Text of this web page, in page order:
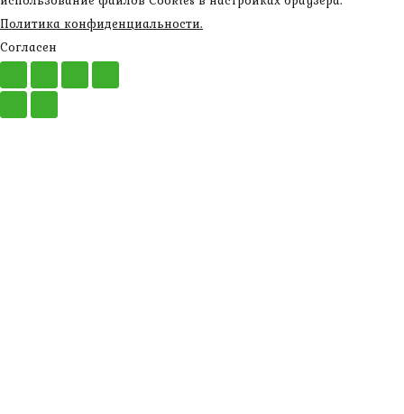
Политика конфиденциальности.
Согласен